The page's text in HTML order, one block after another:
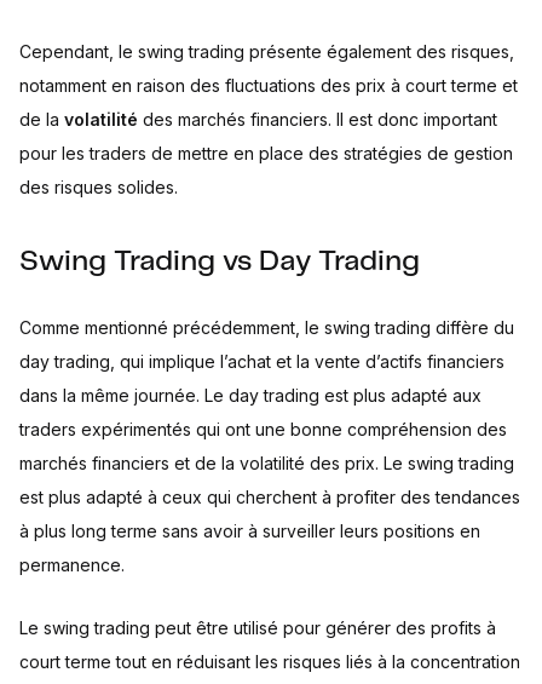
Cependant, le swing trading présente également des risques,
notamment en raison des fluctuations des prix à court terme et
de la volatilité des marchés financiers. Il est donc important
pour les traders de mettre en place des stratégies de gestion
des risques solides.
Swing Trading vs Day Trading
Comme mentionné précédemment, le swing trading diffère du
day trading, qui implique l’achat et la vente d’actifs financiers
dans la même journée. Le day trading est plus adapté aux
traders expérimentés qui ont une bonne compréhension des
marchés financiers et de la volatilité des prix. Le swing trading
est plus adapté à ceux qui cherchent à profiter des tendances
à plus long terme sans avoir à surveiller leurs positions en
permanence.
Le swing trading peut être utilisé pour générer des profits à
court terme tout en réduisant les risques liés à la concentration